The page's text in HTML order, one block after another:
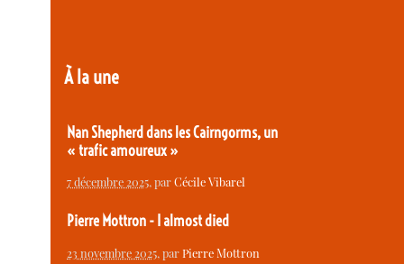
À la une
Nan Shepherd dans les Cairngorms, un
« trafic amoureux »
7 décembre 2025, parCécile Vibarel
Pierre Mottron - I almost died
23 novembre 2025, parPierre Mottron